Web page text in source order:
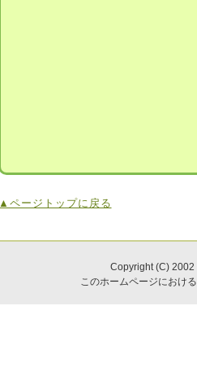
▲ページトップに戻る
Copyright (C)
このホームページにおけ